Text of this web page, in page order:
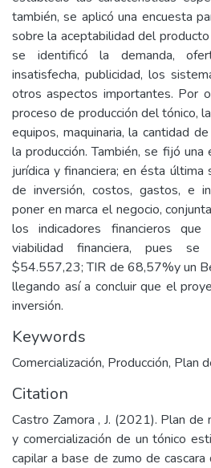
también, se aplicó una encuesta
sobre la aceptabilidad del
se identificó la demanda,
insatisfecha, publicidad, los
otros aspectos importantes. Por
proceso de producción del tónico,
equipos, maquinaria, la cantidad
la producción. También, se fijó una
jurídica y financiera; en ésta
de inversión, costos, gastos, e
poner en marca el negocio,
los indicadores financieros que
viabilidad financiera, pues
$54.557,23; TIR de 68,57%y un
llegando así a concluir que el
inversión.
Keywords
Comercialización, Producción, Plan
Citation
Castro Zamora , J. (2021). Plan de
y comercialización de un tónico
capilar a base de zumo de